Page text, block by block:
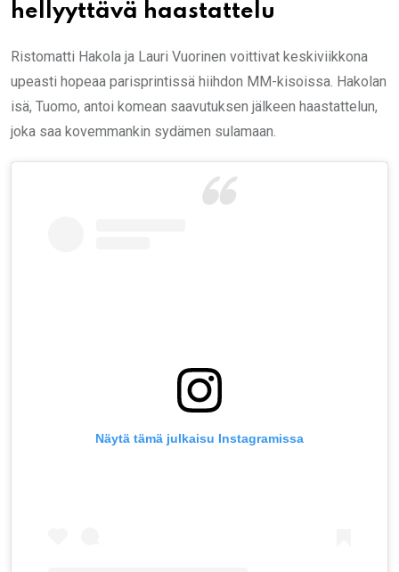
hellyyttävä haastattelu
Ristomatti Hakola ja Lauri Vuorinen voittivat keskiviikkona
upeasti hopeaa parisprintissä hiihdon MM-kisoissa. Hakolan
isä, Tuomo, antoi komean saavutuksen jälkeen haastattelun,
joka saa kovemmankin sydämen sulamaan.
Näytä tämä julkaisu Instagramissa